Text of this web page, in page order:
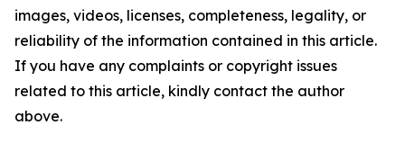
images, videos, licenses, completeness, legality, or
reliability of the information contained in this article.
If you have any complaints or copyright issues
related to this article, kindly contact the author
above.